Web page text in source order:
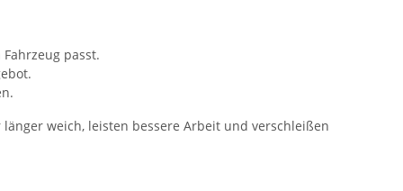
passt.
weich, leisten bessere Arbeit und verschleißen